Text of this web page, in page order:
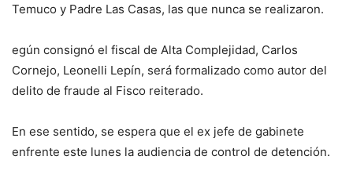
Temuco y Padre Las Casas, las que nunca se realizaron.
egún consignó el fiscal de Alta Complejidad, Carlos
Cornejo, Leonelli Lepín, será formalizado como autor del
delito de fraude al Fisco reiterado.
En ese sentido, se espera que el ex jefe de gabinete
enfrente este lunes la audiencia de control de detención.